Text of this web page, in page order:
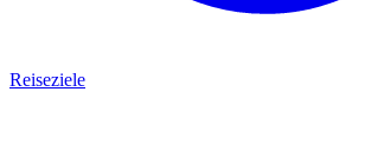
Reiseziele